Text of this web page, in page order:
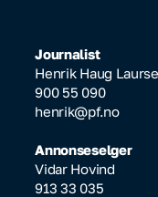
Journalist
Henrik Haug
900 55 090
henrik@pf.no
Annonseselger
Vidar Hovind
913 33 035